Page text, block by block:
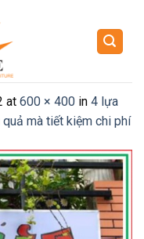
at 600 × 400 in 4 lựa
mà tiết kiệm chi phí